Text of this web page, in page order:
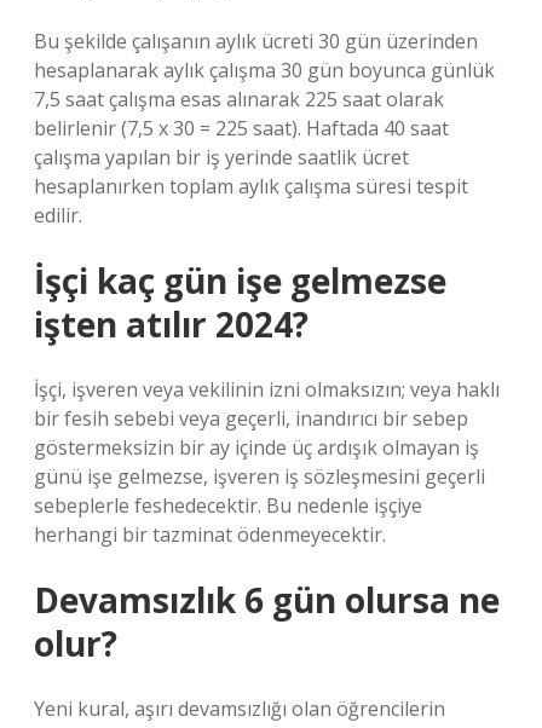
Bu şekilde çalışanın aylık ücreti 30 gün üzerinden
hesaplanarak aylık çalışma 30 gün boyunca günlük
7,5 saat çalışma esas alınarak 225 saat olarak
belirlenir (7,5 x 30 = 225 saat). Haftada 40 saat
çalışma yapılan bir iş yerinde saatlik ücret
hesaplanırken toplam aylık çalışma süresi tespit
edilir.
İşçi kaç gün işe gelmezse
işten atılır 2024?
İşçi, işveren veya vekilinin izni olmaksızın; veya haklı
bir fesih sebebi veya geçerli, inandırıcı bir sebep
göstermeksizin bir ay içinde üç ardışık olmayan iş
günü işe gelmezse, işveren iş sözleşmesini geçerli
sebeplerle feshedecektir. Bu nedenle işçiye
herhangi bir tazminat ödenmeyecektir.
Devamsızlık 6 gün olursa ne
olur?
Yeni kural, aşırı devamsızlığı olan öğrencilerin